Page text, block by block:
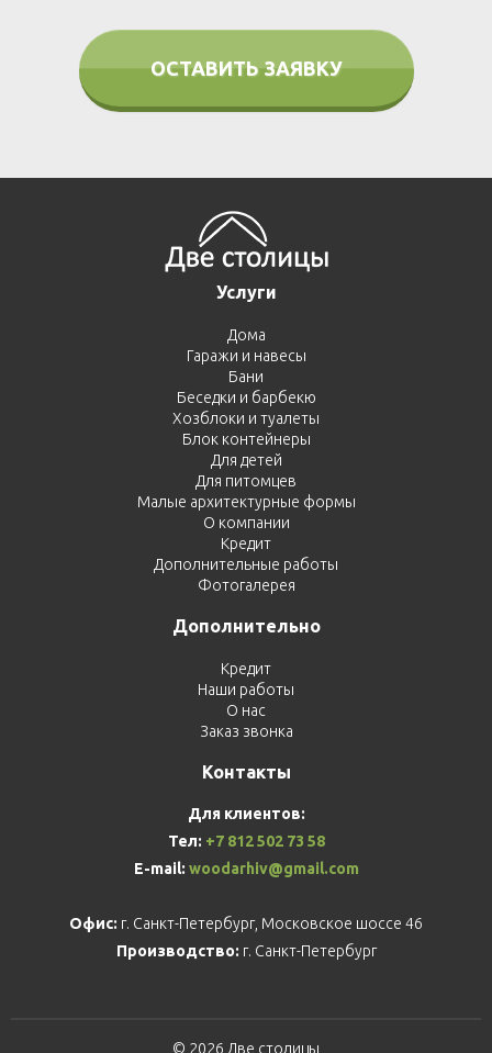
ОСТАВИТЬ ЗАЯВКУ
Услуги
Дома
Гаражи и навесы
Бани
Беседки и барбекю
Хозблоки и туалеты
Блок контейнеры
Для детей
Для питомцев
Малые архитектурные формы
О компании
Кредит
Дополнительные работы
Фотогалерея
Дополнительно
Кредит
Наши работы
О нас
Заказ звонка
Контакты
Для клиентов:
Тел: +7 812 502 73 58
E-mail: woodarhiv@gmail.com
Офис: г. Санкт-Петербург, Московское шоссе 46
Производство: г. Санкт-Петербург
© 2026 Две столицы